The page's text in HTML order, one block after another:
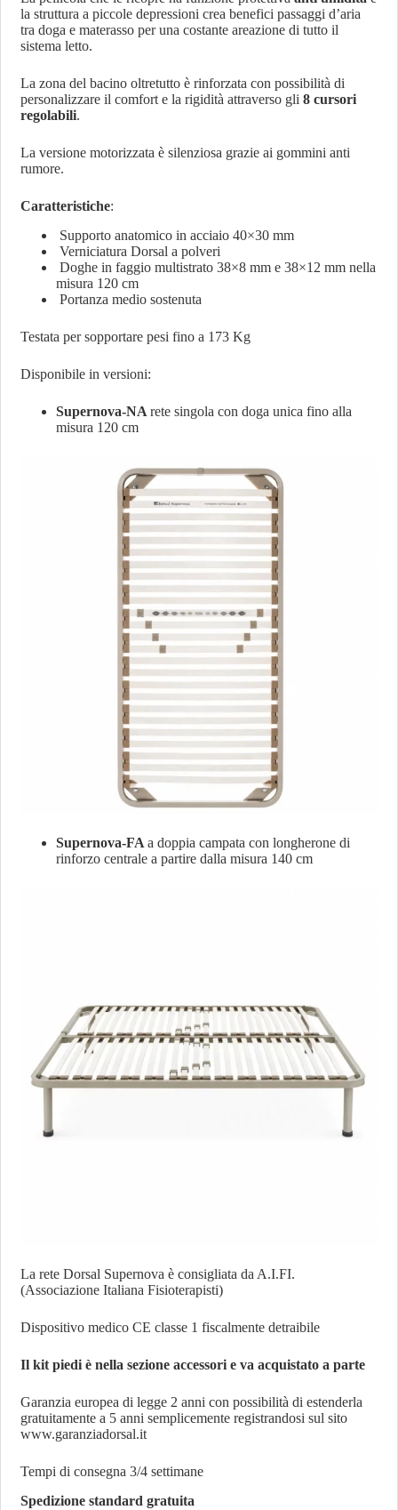
la struttura a piccole depressioni crea benefici passaggi d’aria
tra doga e materasso per una costante areazione di tutto il
sistema letto.
La zona del bacino oltretutto è rinforzata con possibilità di
personalizzare il comfort e la rigidità attraverso gli8 cursori
regolabili.
La versione motorizzata è silenziosa grazie ai gommini anti
rumore.
Caratteristiche:
Supporto anatomico in acciaio 40×30 mm
Verniciatura Dorsal a polveri
Doghe in faggio multistrato 38×8 mm e 38×12 mm nella
misura 120 cm
Portanza medio sostenuta
Testata per sopportare pesi fino a 173 Kg
Disponibile in versioni:
Supernova-NArete singola con doga unica fino alla
misura 120 cm
Supernova-FAa doppia campata con longherone di
rinforzo centrale a partire dalla misura 140 cm
La rete Dorsal Supernova è consigliata da A.I.FI.
(Associazione Italiana Fisioterapisti)
Dispositivo medico CE classe 1 fiscalmente detraibile
Il kit piedi è nella sezione accessori e va acquistato a parte
Garanzia europea di legge 2 anni con possibilità di estenderla
gratuitamente a 5 anni semplicemente registrandosi sul sito
www.garanziadorsal.it
Tempi di consegna 3/4 settimane
Spedizione standard gratuita